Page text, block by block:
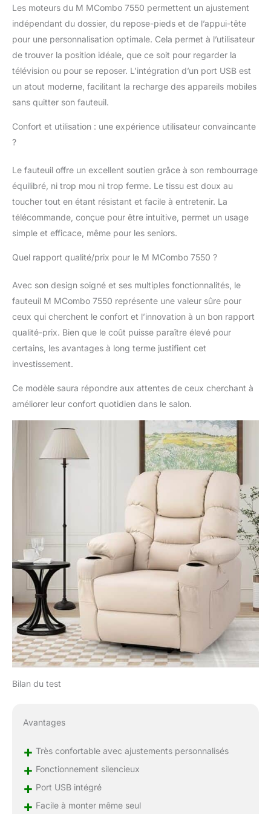
position optimale pour
le cœur ; le fauteuil
pour seniors peut être
incliné jusqu'à 45
degrés vers l'avant afin
de faciliter le lever des
personnes âgées sans
solliciter le dos et les
s'adapte à différentes
sangles de maintien et
2 poches répondent
besoins quotidiens ; les
ports USB de type C
vous permettent de
pendant que vous
(attention : les ports
USB de type C ne
appareils à faible
consommation
d'énergie, tels que les
rembourrage haut de
ce matériau de
rembourrage est
composé à 100 % de
similicuir haut de
gamme. Il doit
généralement être
nettoyé une fois par
semaine à l'aide d'un
chiffon en microfibres.
Les taches peuvent
être éliminées à l'aide
d'un produit vaisselle
et d'eau. Remarques
importantes : ①Le
fauteuil releveur est
emballé en 3 colis ②Le
montage du fauteuil
releveur ne nécessite
aucun outil et ne prend
que 15 minutes pour
les débutants
Les moteurs du M MCombo 7550 permettent un ajustement
indépendant du dossier, du repose-pieds et de l’appui-tête
pour une personnalisation optimale. Cela permet à l’utilisateur
de trouver la position idéale, que ce soit pour regarder la
télévision ou pour se reposer. L’intégration d’un port USB est
un atout moderne, facilitant la recharge des appareils mobiles
sans quitter son fauteuil.
Confort et utilisation : une expérience utilisateur convaincante
?
Le fauteuil offre un excellent soutien grâce à son rembourrage
équilibré, ni trop mou ni trop ferme. Le tissu est doux au
toucher tout en étant résistant et facile à entretenir. La
télécommande, conçue pour être intuitive, permet un usage
simple et efficace, même pour les seniors.
Quel rapport qualité/prix pour le M MCombo 7550 ?
Avec son design soigné et ses multiples fonctionnalités, le
fauteuil M MCombo 7550 représente une valeur sûre pour
ceux qui cherchent le confort et l’innovation à un bon rapport
qualité-prix. Bien que le coût puisse paraître élevé pour
certains, les avantages à long terme justifient cet
investissement.
Ce modèle saura répondre aux attentes de ceux cherchant à
améliorer leur confort quotidien dans le salon.
Bilan du test
Avantages
+ Très confortable avec ajustements personnalisés
+ Fonctionnement silencieux
+ Port USB intégré
+ Facile à monter même seul